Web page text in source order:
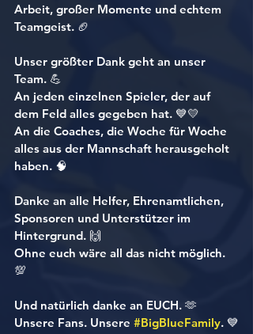
Arbeit, großer Momente und echtem
Teamgeist. 🏈
Unser größter Dank geht an unser
Team. 💪
An jeden einzelnen Spieler, der auf
dem Feld alles gegeben hat. 💙💛
An die Coaches, die Woche für Woche
alles aus der Mannschaft herausgeholt
haben. 🧠
Danke an alle Helfer, Ehrenamtlichen,
Sponsoren und Unterstützer im
Hintergrund. 🙌
Ohne euch wäre all das nicht möglich.
💯
Und natürlich danke an EUCH. 🫶
Unsere Fans. Unsere #BigBlueFamily. 💙